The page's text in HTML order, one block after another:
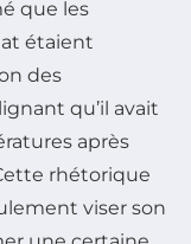
que les
étaient
des
qu’il avait
après
rhétorique
viser son